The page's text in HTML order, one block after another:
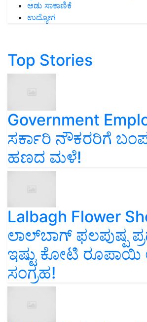
ಆಡು ಸಾಕಾಣಿಕೆ
ಉದ್ಯೋಗ
Top Stories
Government
ಸರ್ಕಾರಿ ನೌಕರರಿಗೆ
ಹಣದ ಮಳೆ!
Lalbagh Flower
ಲಾಲ್‌ಬಾಗ್ ಫಲಪುಷ್ಪ
ಇಷ್ಟು ಕೋಟಿ
ಸಂಗ್ರಹ!